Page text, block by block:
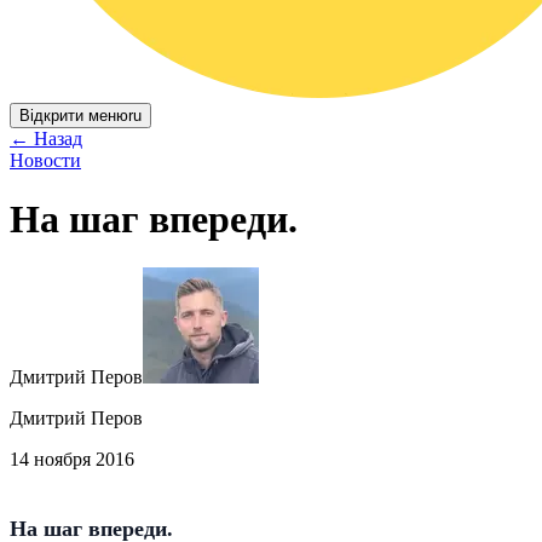
Відкрити менюru
← Назад
Новости
На шаг впереди.
Дмитрий Перов
Дмитрий Перов
14 ноября 2016
На шаг впереди.